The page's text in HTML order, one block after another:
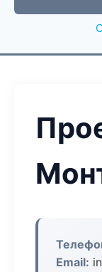
Email: